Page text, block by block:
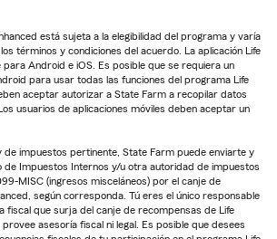
está sujeta a la elegibilidad del programa y varía
términos y condiciones del acuerdo. La aplicación Life
para Android e iOS. Es posible que se requiera un
para usar todas las funciones del programa Life
aceptar autorizar a State Farm a recopilar datos
usuarios de aplicaciones móviles deben aceptar un
de impuestos pertinente, State Farm puede enviarte y
de Impuestos Internos y/u otra autoridad de impuestos
MISC (ingresos misceláneos) por el canje de
según corresponda. Tú eres el único responsable
fiscal que surja del canje de recompensas de Life
asesoría fiscal ni legal. Es posible que desees